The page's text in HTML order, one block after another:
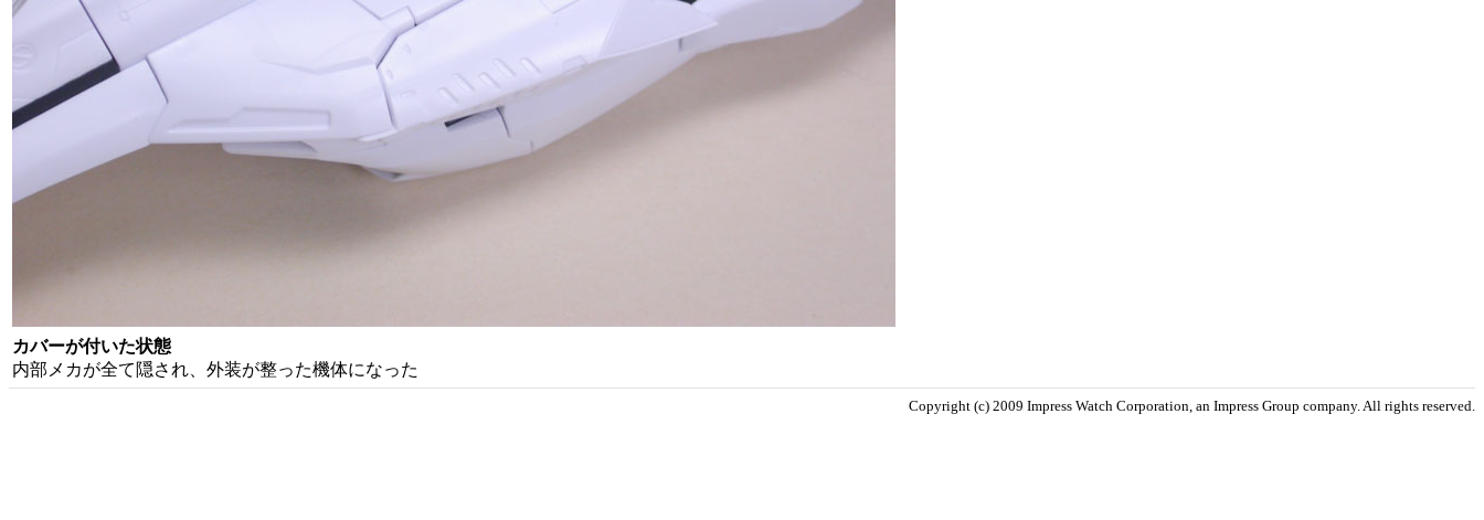
カバーが付いた状態
内部メカが全て隠され、外装が整った機体になった
Copyright (c) 2009 Impress Watch Corporation, an Impress Group company. All rights reserved.